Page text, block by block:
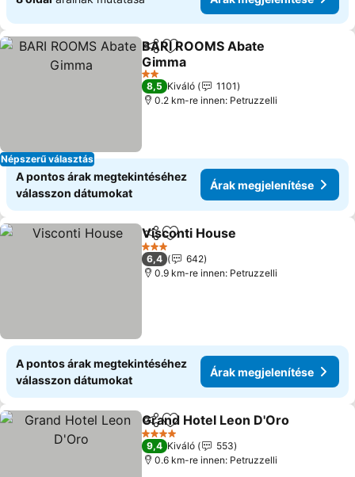
Népszerű választás
Megosztás
Hozzáadás a kedvencekhez
BARI ROOMS Abate
Gimma
2 Kategória
8,5 Kiváló
1101
0.2 km-re innen: Petruzzelli
A pontos árak megtekintéséhez
válasszon dátumokat
Árak megjelenítése
Megosztás
Hozzáadás a kedvencekhez
Visconti House
3 Kategória
6,4
642
0.9 km-re innen: Petruzzelli
A pontos árak megtekintéséhez
válasszon dátumokat
Árak megjelenítése
Megosztás
Hozzáadás a kedvencekhez
Grand Hotel Leon D'Oro
4 Kategória
9,4 Kiváló
553
0.6 km-re innen: Petruzzelli